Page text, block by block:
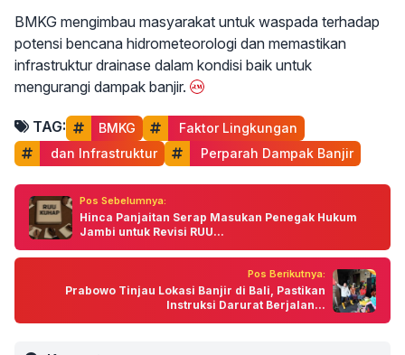
BMKG mengimbau masyarakat untuk waspada terhadap
potensi bencana hidrometeorologi dan memastikan
infrastruktur drainase dalam kondisi baik untuk
mengurangi dampak banjir.
TAG: BMKG
Faktor Lingkungan
dan Infrastruktur
Perparah Dampak Banjir
Pos Sebelumnya:
Hinca Panjaitan Serap Masukan Penegak Hukum
Jambi untuk Revisi RUU...
Pos Berikutnya:
Prabowo Tinjau Lokasi Banjir di Bali, Pastikan
Instruksi Darurat Berjalan...